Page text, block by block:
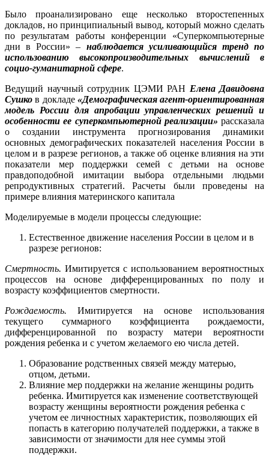
Было проанализировано еще несколько второстепенных
докладов, но принципиальный вывод, который можно сделать
по результатам работы конференции «Суперкомпьютерные
дни в России» – наблюдается усиливающийся тренд по
использованию высокопроизводительных вычислений в
социо-гуманитарной сфере.
Ведущий научный сотрудник ЦЭМИ РАН Елена Давидовна
Сушко в докладе «Демографическая агент-ориентированная
модель России для апробации управленческих решений и
особенности ее суперкомпьютерной реализации» рассказала
о создании инструмента прогнозирования динамики
основных демографических показателей населения России в
целом и в разрезе регионов, а также об оценке влияния на эти
показатели мер поддержки семей с детьми на основе
правдоподобной имитации выбора отдельными людьми
репродуктивных стратегий. Расчеты были проведены на
примере влияния материнского капитала
Моделируемые в модели процессы следующие:
Естественное движение населения России в целом и в
разрезе регионов:
Смертность. Имитируется с использованием вероятностных
процессов на основе дифференцированных по полу и
возрасту коэффициентов смертности.
Рождаемость. Имитируется на основе использования
текущего суммарного коэффициента рождаемости,
дифференцированной по возрасту матери вероятности
рождения ребенка и с учетом желаемого ею числа детей.
Образование родственных связей между матерью,
отцом, детьми.
Влияние мер поддержки на желание женщины родить
ребенка. Имитируется как изменение соответствующей
возрасту женщины вероятности рождения ребенка с
учетом ее личностных характеристик, позволяющих ей
попасть в категорию получателей поддержки, а также в
зависимости от значимости для нее суммы этой
поддержки.